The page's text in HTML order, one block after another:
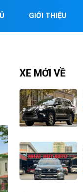
GIỚI THIỆU
XE MỚI VỀ